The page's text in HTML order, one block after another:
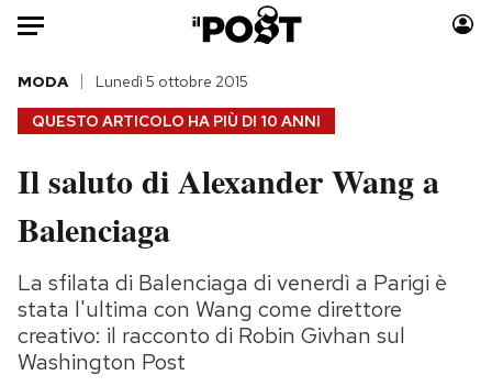
HOME
Italia
Politica
Tecnologia
Internet
Scienza
Cultura
Moda
Storie/Idee
Ok Boomer!
Media
QUESTO ARTICOLO HA PIÙ DI 10 ANNI
MODA Lunedì 5 ottobre 2015
Il saluto di Alexander Wang a
Balenciaga
La sfilata di Balenciaga di venerdì a Parigi è
stata l'ultima con Wang come direttore
creativo: il racconto di Robin Givhan sul
Washington Post